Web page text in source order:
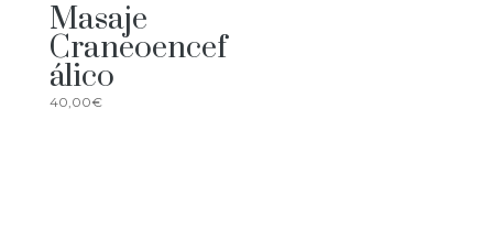
Masaje
Craneoencef
álico
40,00€